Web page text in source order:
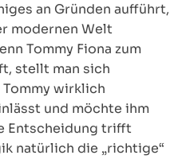
an Gründen aufführt,
modernen Welt
Tommy Fiona zum
stellt man sich
wirklich
und möchte ihm
Entscheidung trifft
natürlich die „richtige“